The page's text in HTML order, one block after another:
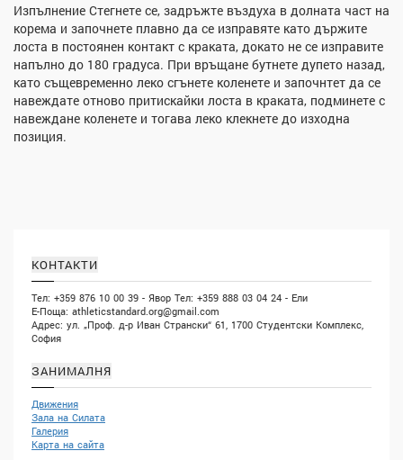
Изпълнение Стегнете се, задръжте въздуха в долната част на
корема и започнете плавно да се изправяте като държите
лоста в постоянен контакт с краката, докато не се изправите
напълно до 180 градуса. При връщане бутнете дупето назад,
като същевременно леко сгънете коленете и започнтет да се
навеждате отново притискайки лоста в краката, подминете с
навеждане коленете и тогава леко клекнете до изходна
позиция.
КОНТАКТИ
Тел: +359 876 10 00 39 - Явор Тел: +359 888 03 04 24 - Ели
Е-Поща: athleticstandard.org@gmail.com
Адрес: ул. „Проф. д-р Иван Странски“ 61, 1700 Студентски Комплекс,
София
ЗАНИМАЛНЯ
Движения
Зала на Силата
Галерия
Карта на сайта